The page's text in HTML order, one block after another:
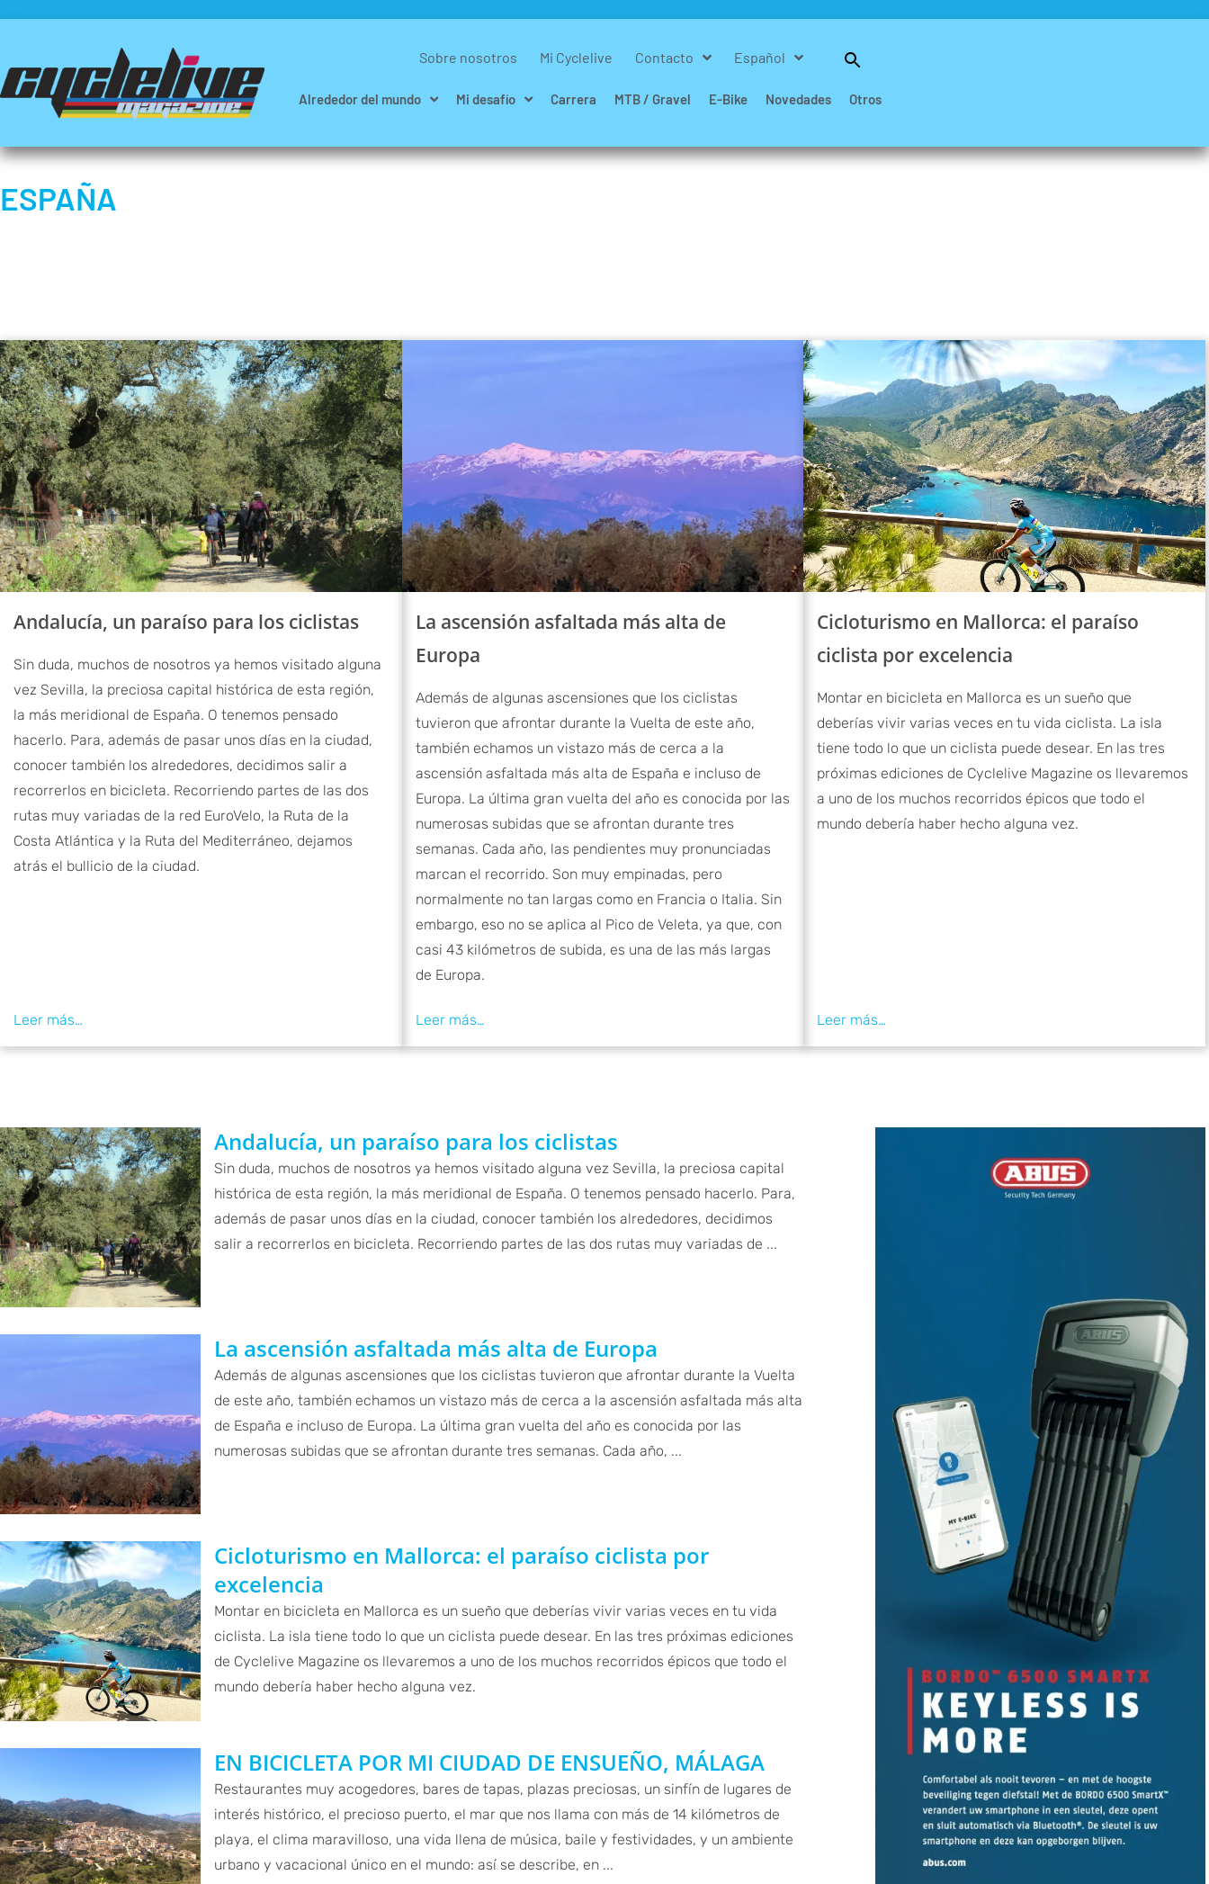
Sobre nosotros Mi Cyclelive Contacto Español
Alrededor del mundo Mi desafío Carrera MTB / Gravel E-Bike Novedades Otros
ESPAÑA
Andalucía, un paraíso para los ciclistas
Sin duda, muchos de nosotros ya hemos visitado alguna
vez Sevilla, la preciosa capital histórica de esta región,
la más meridional de España. O tenemos pensado
hacerlo. Para, además de pasar unos días en la ciudad,
conocer también los alrededores, decidimos salir a
recorrerlos en bicicleta. Recorriendo partes de las dos
rutas muy variadas de la red EuroVelo, la Ruta de la
Costa Atlántica y la Ruta del Mediterráneo, dejamos
atrás el bullicio de la ciudad.
La ascensión asfaltada más alta de
Europa
Además de algunas ascensiones que los ciclistas
tuvieron que afrontar durante la Vuelta de este año,
también echamos un vistazo más de cerca a la
ascensión asfaltada más alta de España e incluso de
Europa. La última gran vuelta del año es conocida por las
numerosas subidas que se afrontan durante tres
semanas. Cada año, las pendientes muy pronunciadas
marcan el recorrido. Son muy empinadas, pero
normalmente no tan largas como en Francia o Italia. Sin
embargo, eso no se aplica al Pico de Veleta, ya que, con
casi 43 kilómetros de subida, es una de las más largas
de Europa.
Cicloturismo en Mallorca: el paraíso
ciclista por excelencia
Montar en bicicleta en Mallorca es un sueño que
deberías vivir varias veces en tu vida ciclista. La isla
tiene todo lo que un ciclista puede desear. En las tres
próximas ediciones de Cyclelive Magazine os llevaremos
a uno de los muchos recorridos épicos que todo el
mundo debería haber hecho alguna vez.
Andalucía, un paraíso para los ciclistas
Sin duda, muchos de nosotros ya hemos visitado alguna vez Sevilla, la preciosa capital
histórica de esta región, la más meridional de España. O tenemos pensado hacerlo. Para,
además de pasar unos días en la ciudad, conocer también los alrededores, decidimos
salir a recorrerlos en bicicleta. Recorriendo partes de las dos rutas muy variadas de ...
La ascensión asfaltada más alta de Europa
Además de algunas ascensiones que los ciclistas tuvieron que afrontar durante la Vuelta
de este año, también echamos un vistazo más de cerca a la ascensión asfaltada más alta
de España e incluso de Europa. La última gran vuelta del año es conocida por las
numerosas subidas que se afrontan durante tres semanas. Cada año, ...
Cicloturismo en Mallorca: el paraíso ciclista por
excelencia
Montar en bicicleta en Mallorca es un sueño que deberías vivir varias veces en tu vida
ciclista. La isla tiene todo lo que un ciclista puede desear. En las tres próximas ediciones
de Cyclelive Magazine os llevaremos a uno de los muchos recorridos épicos que todo el
mundo debería haber hecho alguna vez.
EN BICICLETA POR MI CIUDAD DE ENSUEÑO, MÁLAGA
Restaurantes muy acogedores, bares de tapas, plazas preciosas, un sinfín de lugares de
interés histórico, el precioso puerto, el mar que nos llama con más de 14 kilómetros de
playa, el clima maravilloso, una vida llena de música, baile y festividades, y un ambiente
urbano y vacacional único en el mundo: así se describe, en ...